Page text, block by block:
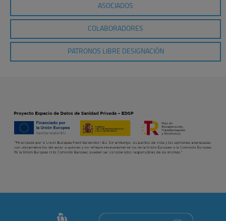
ASOCIADOS
COLABORADORES
PATRONOS LIBRE DESIGNACIÓN